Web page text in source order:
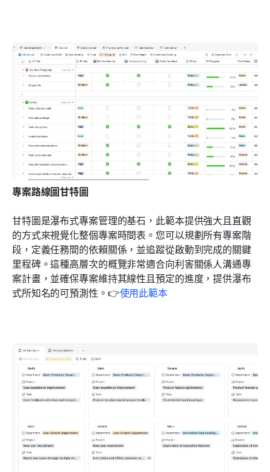
專案路線圖甘特圖
甘特圖是瀑布式專案管理的基石，此範本提供強大且直觀
的方式來視覺化整個專案時間表。您可以規劃所有專案階
段，定義任務間的依賴關係，並追蹤從啟動到完成的關鍵
里程碑。這種高層次的概覽非常適合向利害關係人溝通專
案計畫，並確保專案維持其線性且預定的進度，提供瀑布
式所知名的可預測性。👉使用此範本